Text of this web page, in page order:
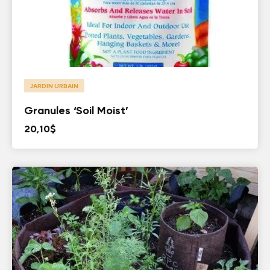
JARDIN URBAIN
Granules ‘Soil Moist’
20,10$